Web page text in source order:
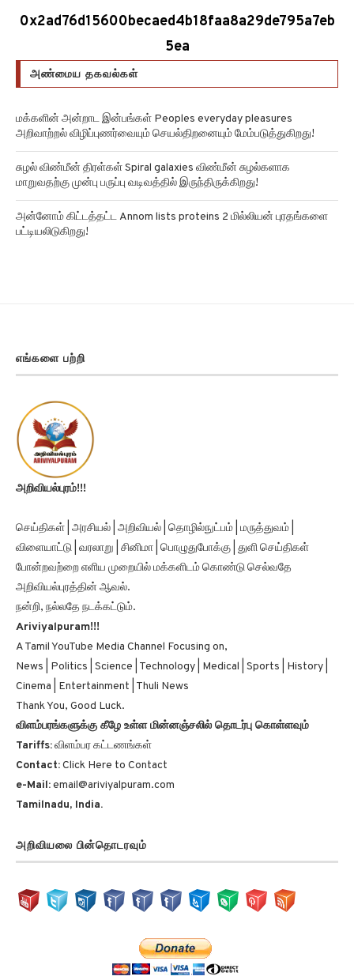
0x2ad76d15600becaed4b18faa8a29de795a7eb
5ea
அண்மைய தகவல்கள்
மக்களின் அன்றாட இன்பங்கள் Peoples everyday pleasures
அறிவாற்றல் விழிப்புணர்வையும் செயல்திறனையும் மேம்படுத்துகிறது!
சுழல் விண்மீன் திரள்கள் Spiral galaxies விண்மீன் சுழல்களாக
மாறுவதற்கு முன்பு பருப்பு வடிவத்தில் இருந்திருக்கிறது!
அன்னோம் கிட்டத்தட்ட Annom lists proteins 2 மில்லியன் புரதங்களை
பட்டியலிடுகிறது!
எங்களை பற்றி
அறிவியல்புரம்!!!
செய்திகள் | அரசியல் | அறிவியல் | தொழில்நுட்பம் | மருத்துவம் |
விளையாட்டு | வரலாறு | சினிமா | பொழுதுபோக்கு | துளி செய்திகள்
போன்றவற்றை எளிய முறையில் மக்களிடம் கொண்டு செல்வதே
அறிவியல்புரத்தின் ஆவல்.
நன்றி, நல்லதே நடக்கட்டும்.
Ariviyalpuram!!!
A Tamil YouTube Media Channel Focusing on,
News | Politics | Science | Technology | Medical | Sports | History |
Cinema | Entertainment | Thuli News
Thank You, Good Luck.
விளம்பரங்களுக்கு கீழே உள்ள மின்னஞ்சலில் தொடர்பு கொள்ளவும்
Tariffs:
விளம்பர கட்டணங்கள்
Contact:
Click Here to Contact
e-Mail:
email@ariviyalpuram.com
Tamilnadu, India.
அறிவியலை பின்தொடரவும்